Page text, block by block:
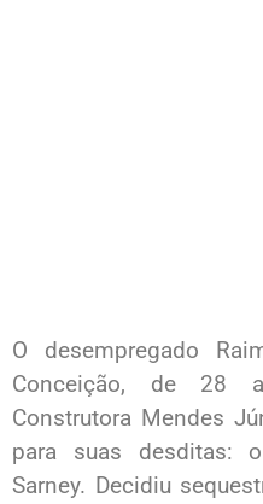
O desempregado
Conceição, de 28
Construtora Mendes
para suas desditas:
Sarney. Decidiu